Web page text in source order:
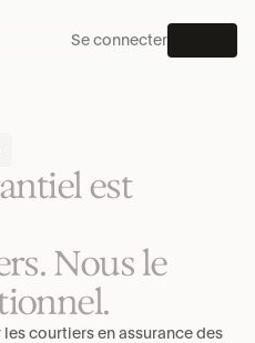
est
Nous le
courtiers en assurance des
Se connecter